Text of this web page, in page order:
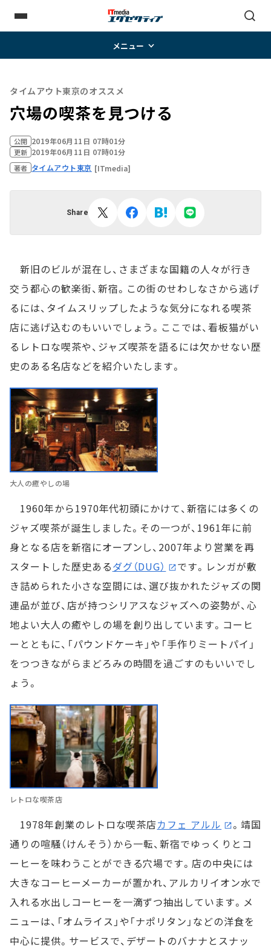
メニュー
タイムアウト東京のオススメ
穴場の喫茶を見つける
公開 2019年06月11日 07時01分
更新 2019年06月11日 07時01分
著者 タイムアウト東京 [ITmedia]
Share
新旧のビルが混在し、さまざまな国籍の人々が行き
交う都心の歓楽街、新宿。この街のせわしなさから逃げ
るには、タイムスリップしたような気分になれる喫茶
店に逃げ込むのもいいでしょう。ここでは、看板猫がい
るレトロな喫茶や、ジャズ喫茶を語るには欠かせない歴
史のある名店などを紹介いたします。
大人の癒やしの場
1960年から1970年代初頭にかけて、新宿には多くの
ジャズ喫茶が誕生しました。その一つが、1961年に前
身となる店を新宿にオープンし、2007年より営業を再
スタートした歴史あるダグ（DUG）
です。レンガが敷
き詰められた小さな空間には、選び抜かれたジャズの関
連品が並び、店が持つシリアスなジャズへの姿勢が、心
地よい大人の癒やしの場を創り出しています。コーヒ
ーとともに、「パウンドケーキ」や「手作りミートパイ」
をつつきながらまどろみの時間を過ごすのもいいでし
ょう。
レトロな喫茶店
1978年創業のレトロな喫茶店カフェ アルル
。靖国
通りの喧騒（けんそう）から一転、新宿でゆっくりとコ
ーヒーを味わうことができる穴場です。店の中央には
大きなコーヒーメーカーが置かれ、アルカリイオン水で
入れる水出しコーヒーを一滴ずつ抽出しています。メ
ニューは、「オムライス」や「ナポリタン」などの洋食を
中心に提供。サービスで、デザートのバナナとスナッ